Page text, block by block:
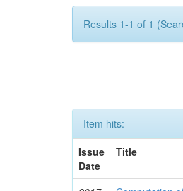
Results 1-1 of 1
Item hits:
Issue
Date
Title